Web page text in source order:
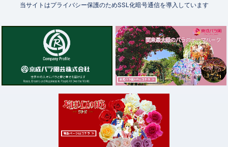
当サイトはプライバシー保護のためSSL化暗号通信を導入しています